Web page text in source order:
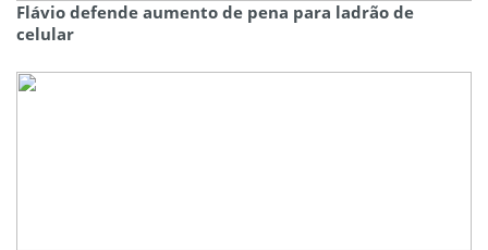
Flávio defende aumento de pena para ladrão de
celular